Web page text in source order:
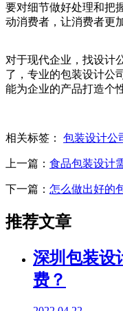
要对细节做好处理和把
动消费者，让消费者更
对于现代企业，找设计
了，专业的包装设计公
能为企业的产品打造个
相关标签： 包装设计公
上一篇： 食品包装设计
下一篇： 怎么做出好的
推荐文章
深圳包装设
费？